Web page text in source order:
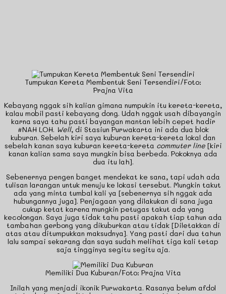
Tumpukan Kereta Membentuk Seni Tersendiri/Foto:
Prajna Vita
Kebayang nggak sih kalian gimana numpukin itu kereta-kereta,
kalau mobil pasti kebayang dong. Udah nggak usah dibayangin
karna saya tahu pasti bayangan mantan lebih cepet hadir
#NAH LOH. Well, di Stasiun Purwakarta ini ada dua blok
kuburan. Sebelah kiri saya kuburan kereta-kereta lokal dan
sebelah kanan saya kuburan kereta-kereta commuter line[kiri
kanan kalian sama saya mungkin bisa berbeda. Pokoknya ada
dua itu lah].
Sebenernya pengen banget mendekat ke sana, tapi udah ada
tulisan larangan untuk menuju ke lokasi tersebut. Mungkin takut
ada yang minta tumbal kali ya [sebenernya sih nggak ada
hubungannya juga]. Penjagaan yang dilakukan di sana juga
cukup ketat karena mungkin petugas takut ada yang
kecolongan. Saya juga tidak tahu pasti apakah tiap tahun ada
tambahan gerbong yang dikuburkan atau tidak [Diletakkan di
atas atau ditumpukkan maksudnya]. Yang pasti dari dua tahun
lalu sampai sekarang dan saya sudah melihat tiga kali tetap
saja tingginya segitu segitu aja.
Memiliki Dua Kuburan/Foto: Prajna Vita
Inilah yang menjadi ikonik Purwakarta. Rasanya belum afdol